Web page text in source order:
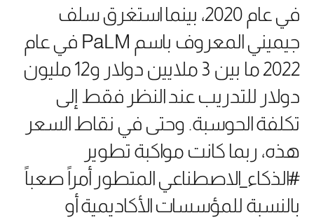
في عام 2020، بينما استغرق سلف
جيميني المعروف باسم PaLM في عام
2022 ما بين 3 ملايين دولار و12 مليون
دولار للتدريب عند النظر فقط إلى
تكلفة الحوسبة. وحتى في نقاط السعر
هذه، ربما كانت مواكبة تطوير
#الذكاء_الاصطناعي المتطور أمراً صعباً
بالنسبة للمؤسسات الأكاديمية أو